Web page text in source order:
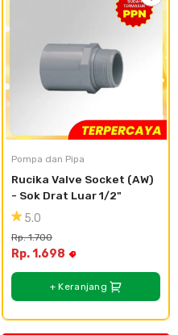
Pompa dan Pipa
Rucika Valve Socket (AW)
- Sok Drat Luar 1/2"
5.0
Rp. 1.700
Rp. 1.698
+ Keranjang